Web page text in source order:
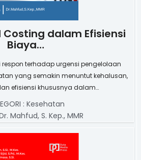
dalam Efisiensi
Biaya…
terhadap urgensi pengelolaan
yang semakin menuntut kehalusan,
efisiensi khususnya dalam…
: Kesehatan
Mahfud, S. Kep., MMR